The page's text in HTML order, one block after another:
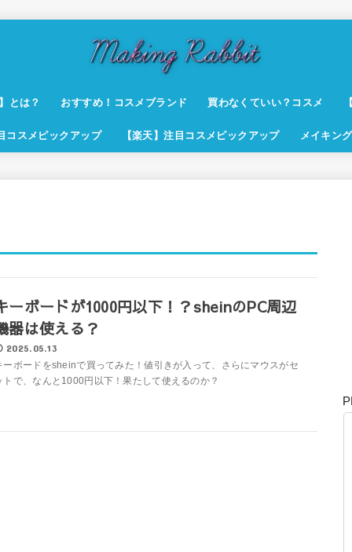
とは？ おすすめ！コスメブランド 買わなくていい？コスメ
コスメピックアップ 【楽天】注目コスメピックアップ メイキン
ーボードが1000円以下！？sheinのPC周辺
器は使える？
2025.05.13
ーボードをsheinで買ってみた！値引きが入って、さらにマウスがセ
トで、なんと1000円以下！果たして使えるのか？